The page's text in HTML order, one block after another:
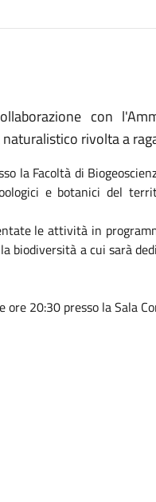
con
rivolta a
la Facoltà di
e botanici del
le attività in
biodiversità a cui sarà
20:30 presso la Sala